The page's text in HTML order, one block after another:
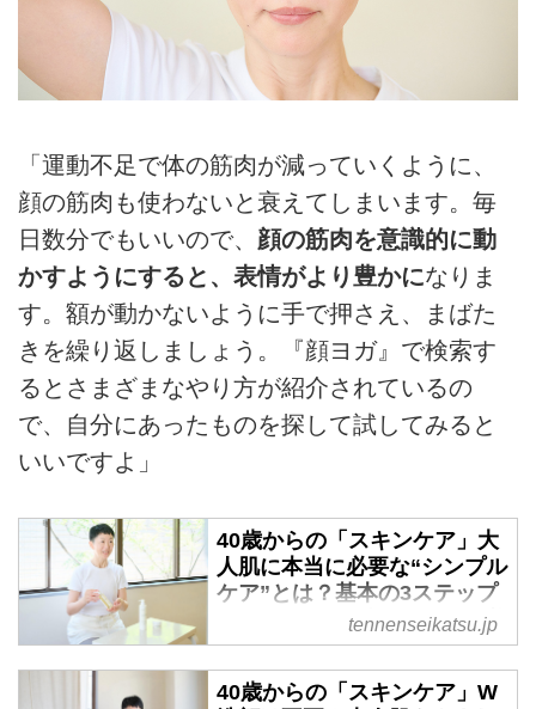
「運動不足で体の筋肉が減っていくように、
顔の筋肉も使わないと衰えてしまいます。毎
日数分でもいいので、 顔の筋肉を意識的に動
かすようにすると、表情がより豊かになりま
す。額が動かないように手で押さえ、まばた
きを繰り返しましょう。『顔ヨガ』で検索す
るとさまざまなやり方が紹介されているの
で、自分にあったものを探して試してみると
いいですよ」
40歳からの「スキンケア」大
人肌に本当に必要な“シンプル
ケア”とは？基本の3ステップ
と、肌ケアのお悩みQ＆A／美
肌室ソラ・舘山信子さん
多くの変化を実感する40代からの
tennenseikatsu.jp
40歳からの「スキンケア」W